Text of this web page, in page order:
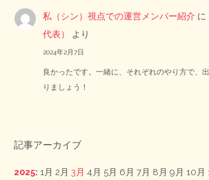
私（シン）視点での運営メンバー紹介 に
代表）
より
2024年2月7日
良かったです。一緒に、それぞれのやり方で、
りましょう！
記事アーカイブ
2025: 1月 2月 3月 4月 5月 6月 7月 8月 9月 10月